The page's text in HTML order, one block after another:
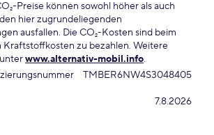
Preise können sowohl höher als auch
hier zugrundeliegenden
ausfallen. Die CO₂-Kosten sind beim
Kraftstoffkosten zu bezahlen. Weitere
www.alternativ-mobil.info.
TMBER6NW4S3048405
7.8.2026